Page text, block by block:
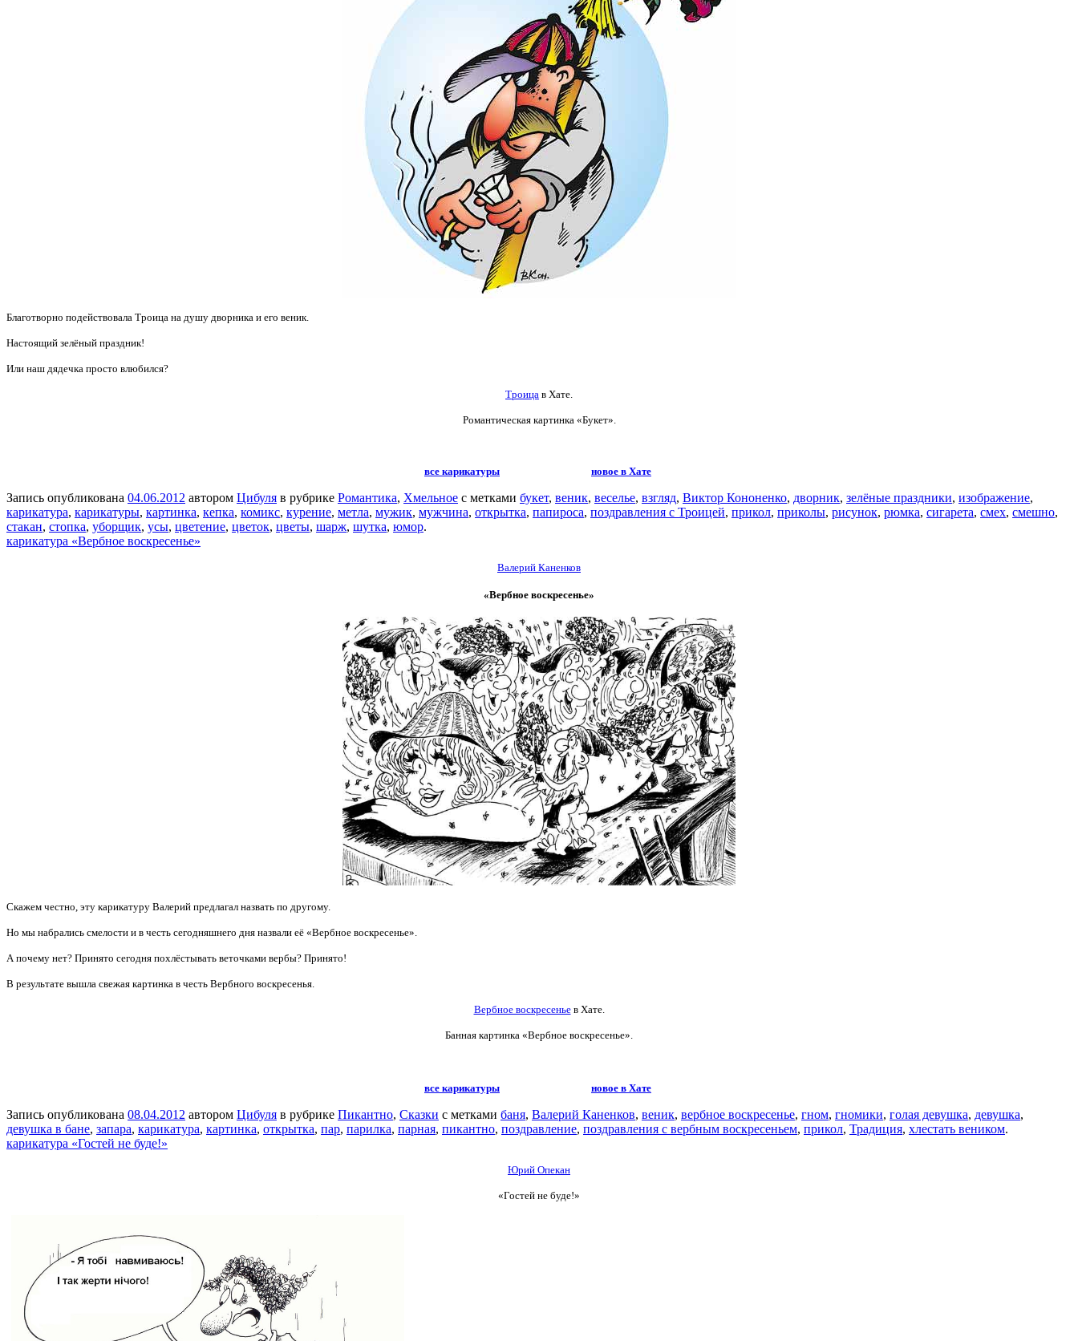
Благотворно подействовала Троица на душу дворника и его веник.
Настоящий зелёный праздник!
Или наш дядечка просто влюбился?
Троица в Хате.
Романтическая картинка «Букет».
все карикатуры новое в Хате
Запись опубликована 04.06.2012 автором Цибуля в рубрике Романтика, Хмельное с метками букет, веник, веселье, взгляд, Виктор Кононенко, дворник, зелёные праздники, изображение,
карикатура, карикатуры, картинка, кепка, комикс, курение, метла, мужик, мужчина, открытка, папироса, поздравления с Троицей, прикол, приколы, рисунок, рюмка, сигарета, смех, смешно,
стакан, стопка, уборщик, усы, цветение, цветок, цветы, шарж, шутка, юмор.
карикатура «Вербное воскресенье»
Валерий Каненков
«Вербное воскресенье»
Скажем честно, эту карикатуру Валерий предлагал назвать по другому.
Но мы набрались смелости и в честь сегодняшнего дня назвали её «Вербное воскресенье».
А почему нет? Принято сегодня похлёстывать веточками вербы? Принято!
В результате вышла свежая картинка в честь Вербного воскресенья.
Вербное воскресеньев Хате.
Банная картинка «Вербное воскресенье».
все карикатуры новое в Хате
Запись опубликована 08.04.2012 автором Цибуля в рубрике Пикантно, Сказки с метками баня, Валерий Каненков, веник, вербное воскресенье, гном, гномики, голая девушка, девушка,
девушка в бане, запара, карикатура, картинка, открытка, пар, парилка, парная, пикантно, поздравление, поздравления с вербным воскресеньем, прикол, Традиция, хлестать веником.
карикатура «Гостей не буде!»
Юрий Опекан
«Гостей не буде!»